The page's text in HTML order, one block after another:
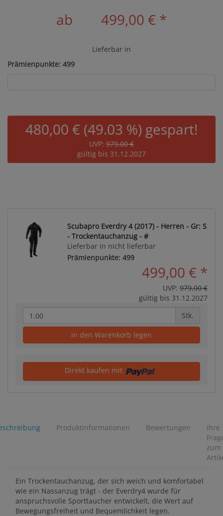
ab 499,00 € *
Lieferbar in
Prämienpunkte: 499
480,00 € (49.03 %) gespart!
UVP: 979,00 €
gültig bis 31.12.2027
Scubapro Everdry 4 (2017) - Herren - Gr: S
- Trockentauchanzug - #
Lieferbar in nicht lieferbar
Prämienpunkte: 499
499,00 € *
UVP: 979,00 €
gültig bis 31.12.2027
Stk.
in den Warenkorb legen
Direkt kaufen mit
Produktinformationen Bewertungen
Ihre
zum
Ein Trockentauchanzug, der sich weich und komfortabel
wie ein Nassanzug trägt - der Everdry4 wurde für
anspruchsvolle Sporttaucher entwickelt, die Wert auf
Bewegungsfreiheit und Bequemlichkeit legen.